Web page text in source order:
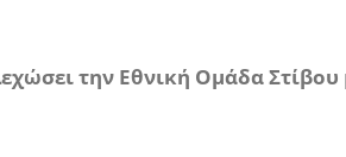
την Εθνική Ομάδα Στίβου